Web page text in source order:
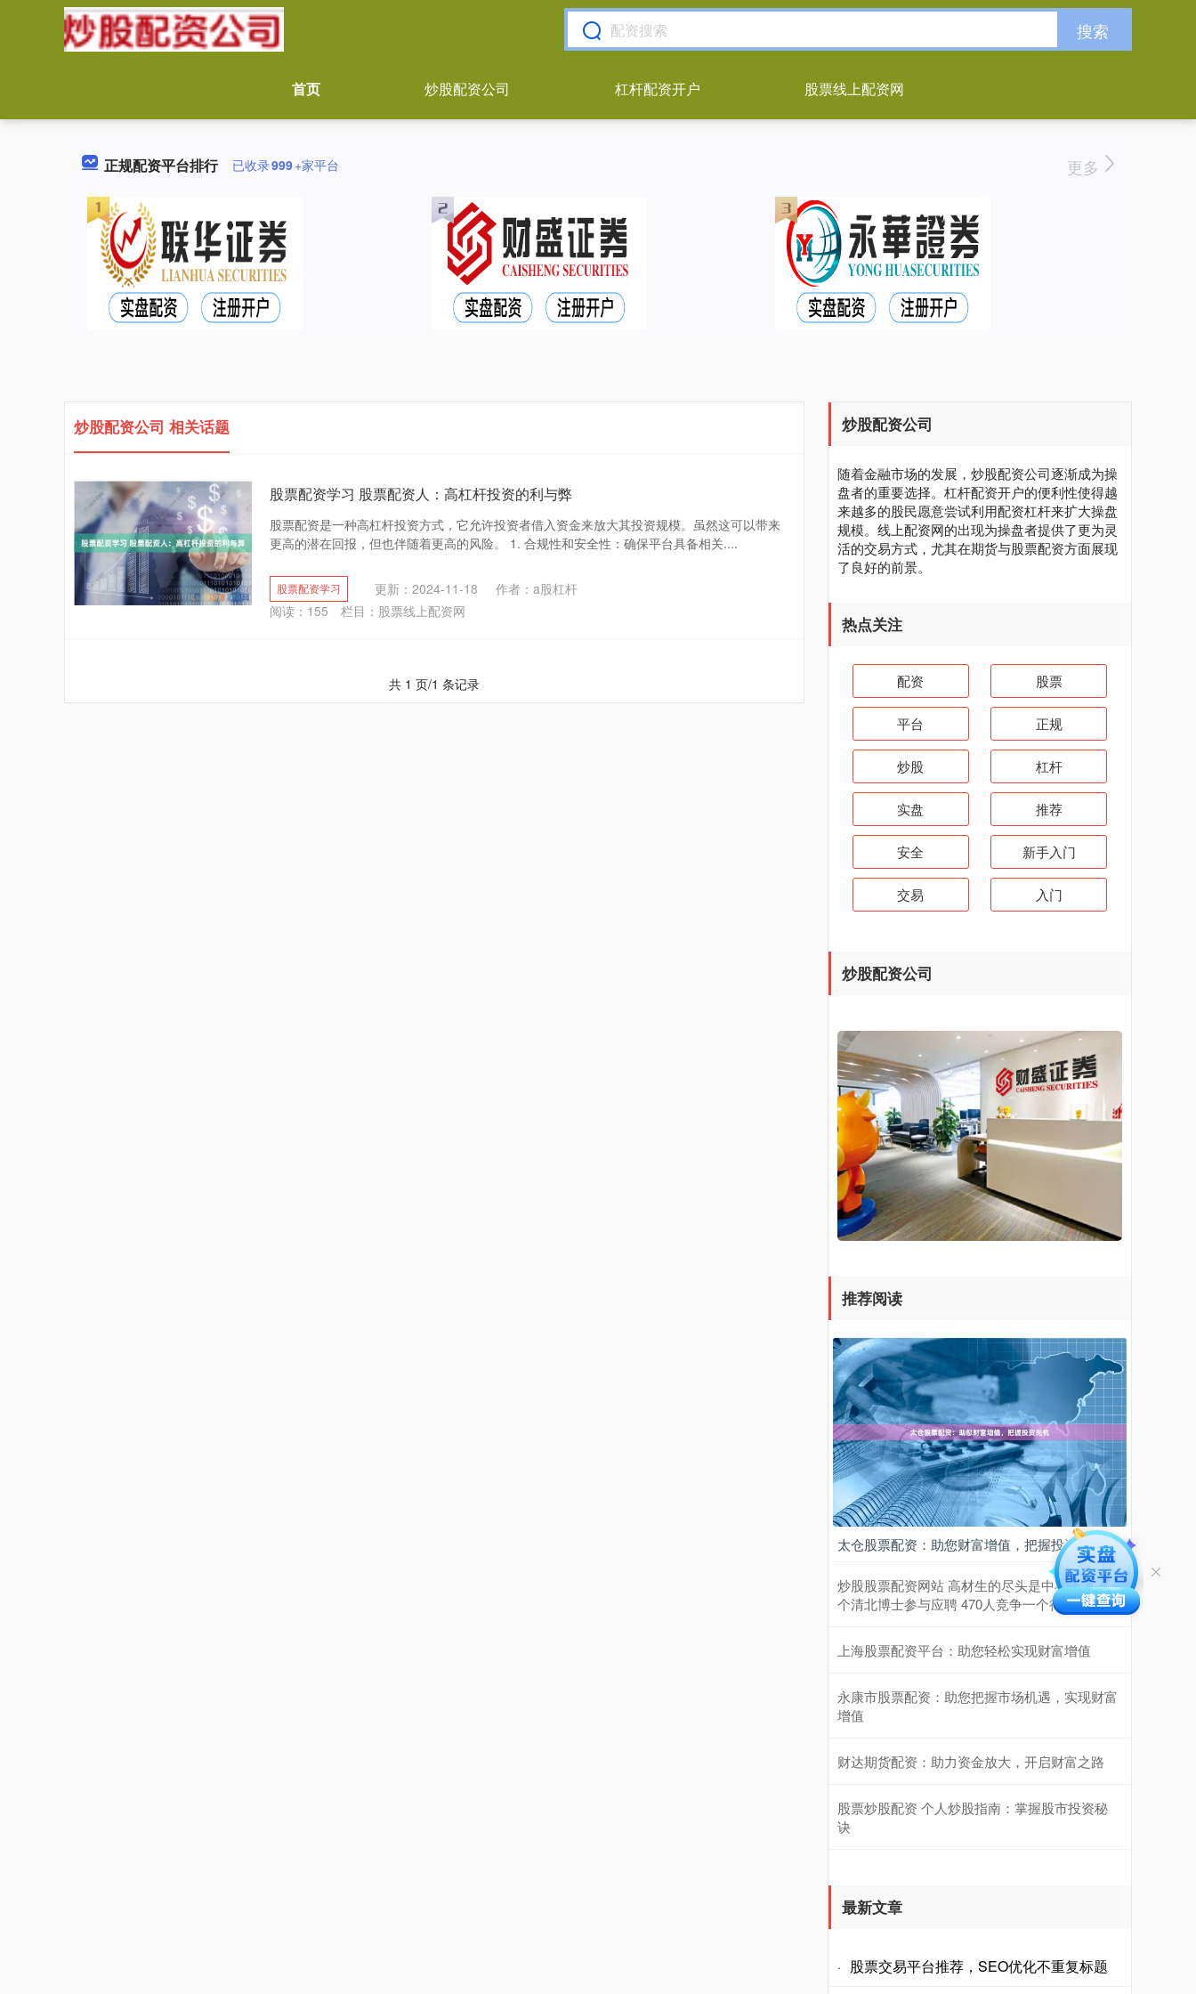
搜索
首页 炒股配资公司 杠杆配资开户 股票线上配资网
正规配资平台排行 已收录999+家平台 更多
炒股配资公司 相关话题
股票配资学习 股票配资人：高杠杆投资的利与弊
股票配资是一种高杠杆投资方式，它允许投资者借入资金来放大其投资规模。虽然这可以带来
更高的潜在回报，但也伴随着更高的风险。 1. 合规性和安全性：确保平台具备相关....
股票配资学习 更新：2024-11-18
作者：a股杠杆
阅读： 155 栏目： 股票线上配资网
共 1 页/1 条记录
炒股配资公司
随着金融市场的发展，炒股配资公司逐渐成为操
盘者的重要选择。杠杆配资开户的便利性使得越
来越多的股民愿意尝试利用配资杠杆来扩大操盘
规模。线上配资网的出现为操盘者提供了更为灵
活的交易方式，尤其在期货与股票配资方面展现
了良好的前景。
热点关注
配资 股票
平台 正规
炒股 杠杆
实盘 推荐
安全 新手入门
交易 入门
炒股配资公司
推荐阅读
太仓股票配资：助您财富增值，把握投资先机
炒股股票配资网站 高材生的尽头是中石油？多
个清北博士参与应聘 470人竞争一个行政岗
上海股票配资平台：助您轻松实现财富增值
永康市股票配资：助您把握市场机遇，实现财富
增值
财达期货配资：助力资金放大，开启财富之路
股票炒股配资 个人炒股指南：掌握股市投资秘
诀
最新文章
· 股票交易平台推荐，SEO优化不重复标题